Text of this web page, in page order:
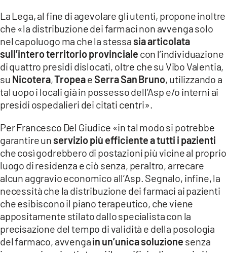
La Lega, al fine di agevolare gli utenti, propone inoltre
che «la distribuzione dei farmaci non avvenga solo
nel capoluogo ma che la stessa sia articolata
sull’intero territorio provinciale con l’individuazione
di quattro presidi dislocati, oltre che su Vibo Valentia,
su Nicotera,TropeaeSerraSanBruno, utilizzando a
tal uopo i locali già in possesso dell’Asp e/o interni ai
presidi ospedalieri dei citati centri».
Per Francesco Del Giudice «in tal modo si potrebbe
garantire un servizio più efficiente a tutti i pazienti
che così godrebbero di postazioni più vicine al proprio
luogo di residenza e ciò senza, peraltro, arrecare
alcun aggravio economico all’Asp. Segnalo, infine, la
necessità che la distribuzione dei farmaci ai pazienti
che esibiscono il piano terapeutico, che viene
appositamente stilato dallo specialista con la
precisazione del tempo di validità e della posologia
del farmaco, avvengain un’unica soluzione senza